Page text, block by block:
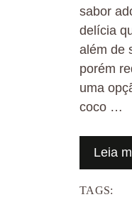
sabor
delícia
além de
porém
uma
coco …
Leia
TAGS: